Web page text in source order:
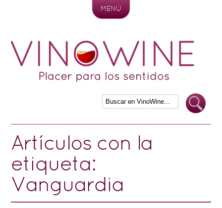
MENÚ
Artículos con la
etiqueta:
Vanguardia